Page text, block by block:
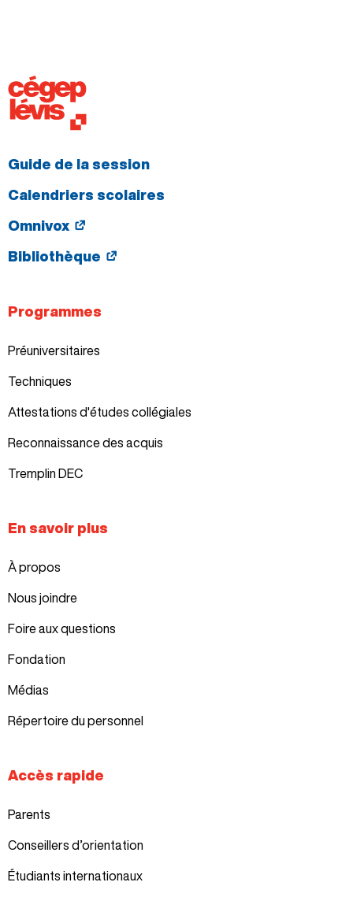
Guide de la session
Calendriers scolaires
Omnivox
Bibliothèque
Programmes
Préuniversitaires
Techniques
Attestations d'études collégiales
Reconnaissance des acquis
Tremplin DEC
En savoir plus
À propos
Nous joindre
Foire aux questions
Fondation
Médias
Répertoire du personnel
Accès rapide
Parents
Conseillers d’orientation
Étudiants internationaux